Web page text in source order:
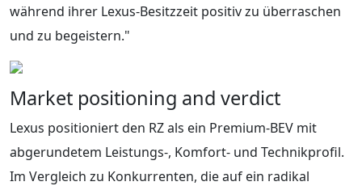
während ihrer Lexus-Besitzzeit positiv zu überraschen
und zu begeistern."
Market positioning and verdict
Lexus positioniert den RZ als ein Premium-BEV mit
abgerundetem Leistungs-, Komfort- und Technikprofil.
Im Vergleich zu Konkurrenten, die auf ein radikal